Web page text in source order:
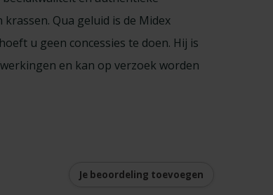
Qua geluid is de Midex
u geen concessies te doen. Hij is
en kan op verzoek worden
Je beoordeling toevoegen